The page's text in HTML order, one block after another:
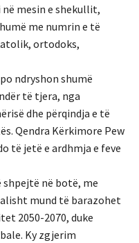
mesin e shekullit,
me numrin e të
ortodoks,
ndryshon shumë
të tjera, nga
dhe përqindja e të
Qendra Kërkimore Pew
të jetë e ardhmja e feve
në botë, me
mund të barazohet
2050-2070, duke
Ky zgjerim